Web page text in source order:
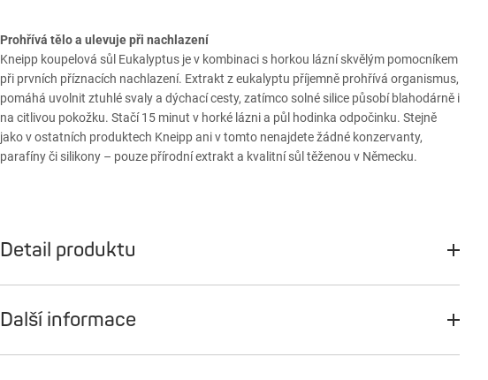
Prohřívá tělo a ulevuje při nachlazení
Kneipp koupelová sůl Eukalyptus je v kombinaci s horkou lázní skvělým pomocníkem
při prvních příznacích nachlazení. Extrakt z eukalyptu příjemně prohřívá organismus,
pomáhá uvolnit ztuhlé svaly a dýchací cesty, zatímco solné silice působí blahodárně i
na citlivou pokožku. Stačí 15 minut v horké lázni a půl hodinka odpočinku. Stejně
jako v ostatních produktech Kneipp ani v tomto nenajdete žádné konzervanty,
parafíny či silikony – pouze přírodní extrakt a kvalitní sůl těženou v Německu.
Detail produktu
Další informace